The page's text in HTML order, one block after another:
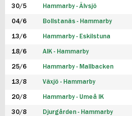
30/5 Hammarby - Älvsjö
04/6 Bollstanäs - Hammarby
13/6 Hammarby - Eskilstuna
18/6 AIK - Hammarby
25/6 Hammarby - Mallbacken
13/8 Växjö - Hammarby
20/8 Hammarby - Umeå IK
30/8 Djurgården - Hammarby